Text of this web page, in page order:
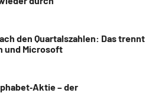
den Quartalszahlen: Das trennt
und Microsoft
– der